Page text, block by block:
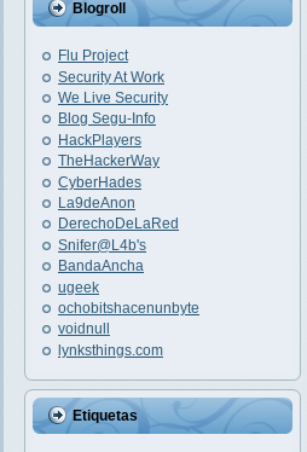
Blogroll
Flu Project
Security At Work
We Live Security
Blog Segu-Info
HackPlayers
TheHackerWay
CyberHades
La9deAnon
DerechoDeLaRed
Snifer@L4b's
BandaAncha
ugeek
ochobitshacenunbyte
voidnull
lynksthings.com
Etiquetas